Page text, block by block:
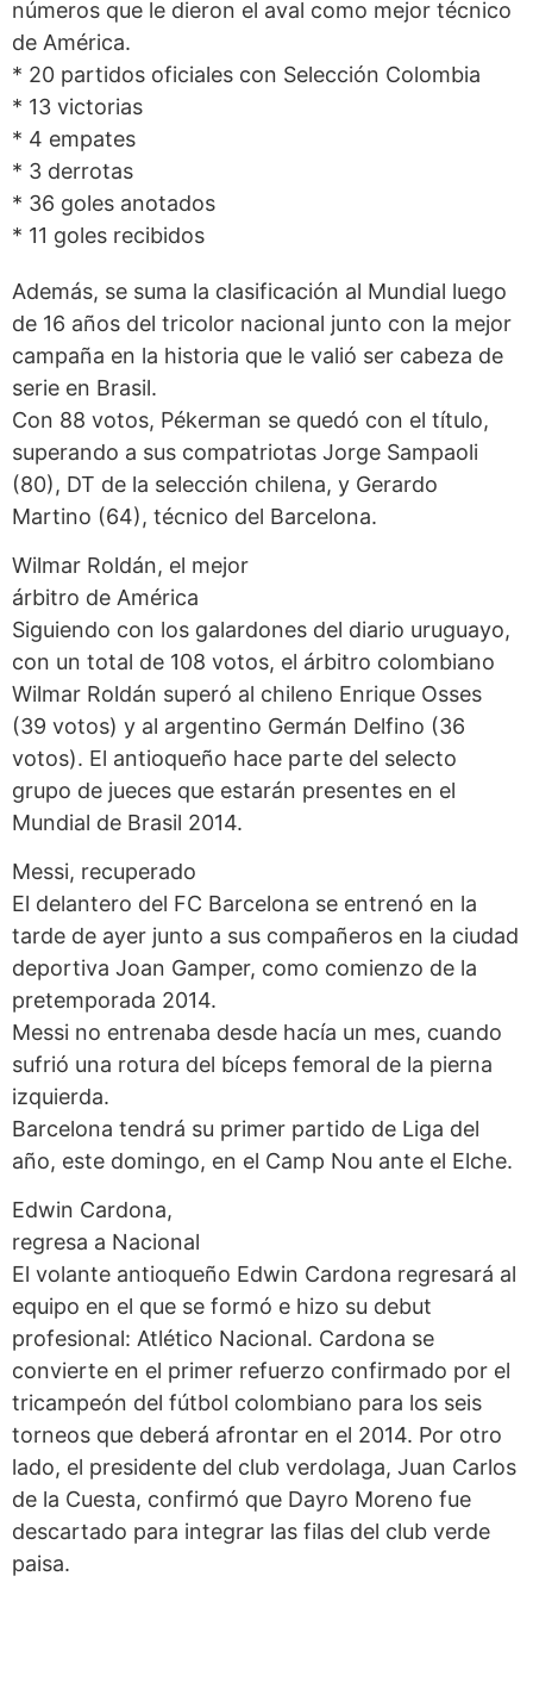
números que le dieron el aval como mejor técnico
de América.
* 20 partidos oficiales con Selección Colombia
* 13 victorias
* 4 empates
* 3 derrotas
* 36 goles anotados
* 11 goles recibidos
Además, se suma la clasificación al Mundial luego
de 16 años del tricolor nacional junto con la mejor
campaña en la historia que le valió ser cabeza de
serie en Brasil.
Con 88 votos, Pékerman se quedó con el título,
superando a sus compatriotas Jorge Sampaoli
(80), DT de la selección chilena, y Gerardo
Martino (64), técnico del Barcelona.
Wilmar Roldán, el mejor
árbitro de América
Siguiendo con los galardones del diario uruguayo,
con un total de 108 votos, el árbitro colombiano
Wilmar Roldán superó al chileno Enrique Osses
(39 votos) y al argentino Germán Delfino (36
votos). El antioqueño hace parte del selecto
grupo de jueces que estarán presentes en el
Mundial de Brasil 2014.
Messi, recuperado
El delantero del FC Barcelona se entrenó en la
tarde de ayer junto a sus compañeros en la ciudad
deportiva Joan Gamper, como comienzo de la
pretemporada 2014.
Messi no entrenaba desde hacía un mes, cuando
sufrió una rotura del bíceps femoral de la pierna
izquierda.
Barcelona tendrá su primer partido de Liga del
año, este domingo, en el Camp Nou ante el Elche.
Edwin Cardona,
regresa a Nacional
El volante antioqueño Edwin Cardona regresará al
equipo en el que se formó e hizo su debut
profesional: Atlético Nacional. Cardona se
convierte en el primer refuerzo confirmado por el
tricampeón del fútbol colombiano para los seis
torneos que deberá afrontar en el 2014. Por otro
lado, el presidente del club verdolaga, Juan Carlos
de la Cuesta, confirmó que Dayro Moreno fue
descartado para integrar las filas del club verde
paisa.